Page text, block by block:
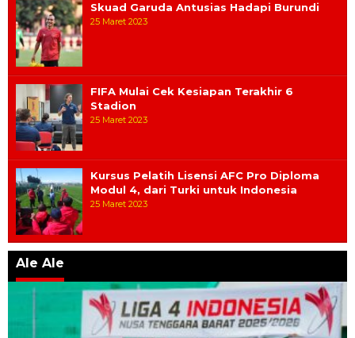
Skuad Garuda Antusias Hadapi Burundi
25 Maret 2023
FIFA Mulai Cek Kesiapan Terakhir 6
Stadion
25 Maret 2023
Kursus Pelatih Lisensi AFC Pro Diploma
Modul 4, dari Turki untuk Indonesia
25 Maret 2023
Ale Ale